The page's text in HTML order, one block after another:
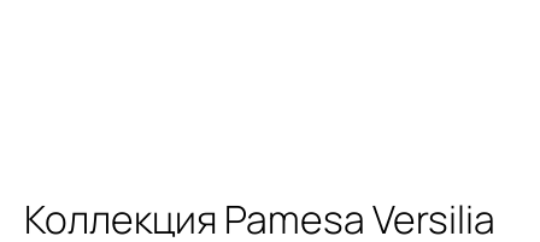
Коллекция Pamesa Versilia